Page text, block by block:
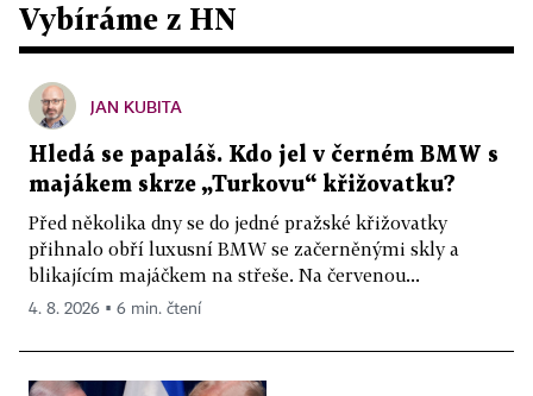
Vybíráme z HN
JAN KUBITA
Hledá se papaláš. Kdo jel v černém BMW s
majákem skrze „Turkovu“ křižovatku?
Před několika dny se do jedné pražské křižovatky
přihnalo obří luxusní BMW se začerněnými skly a
blikajícím majáčkem na střeše. Na červenou...
4. 8. 2026 ▪ 6 min. čtení